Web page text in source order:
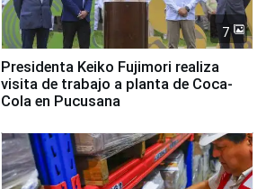
7
Presidenta Keiko Fujimori realiza
visita de trabajo a planta de Coca-
Cola en Pucusana